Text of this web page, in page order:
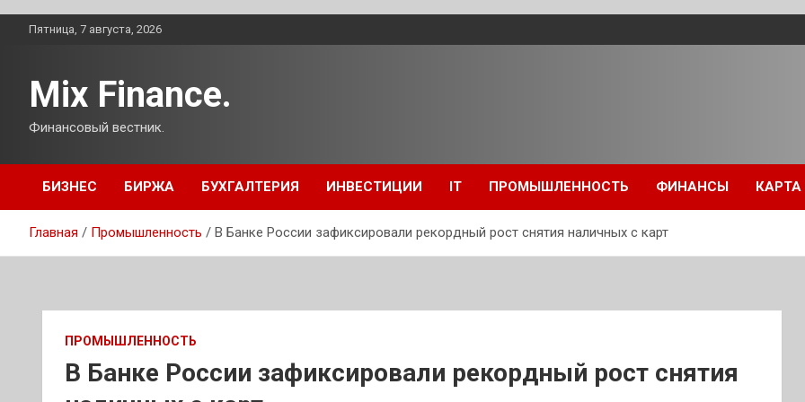
ПерейтиПятница, 7 августа, 2026
Mix Finance.
Финансовый вестник.
БИЗНЕС БИРЖА БУХГАЛТЕРИЯ ИНВЕСТИЦИИ IT ПРОМЫШЛЕННОСТЬ ФИНАНСЫ
Главная Промышленность В Банке России зафиксировали рекордный рост снятия наличных с карт
ПРОМЫШЛЕННОСТЬ
В Банке России зафиксировали рекордный рост снятия